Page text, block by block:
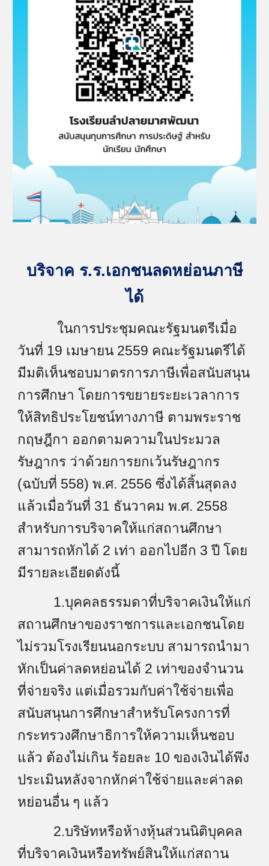
บริจาค ร.ร.เอกชนลดหย่อนภาษี
ได้
ในการประชุมคณะรัฐมนตรีเมื่อ
วันที่ 19 เมษายน 2559 คณะรัฐมนตรีได้
มีมติเห็นชอบมาตรการภาษีเพื่อสนับสนุน
การศึกษา โดยการขยายระยะเวลาการ
ให้สิทธิประโยชน์ทางภาษี ตามพระราช
กฤษฎีกา ออกตามความในประมวล
รัษฎากร ว่าด้วยการยกเว้นรัษฎากร
(ฉบับที่ 558) พ.ศ. 2556 ซึ่งได้สิ้นสุดลง
แล้วเมื่อวันที่ 31 ธันวาคม พ.ศ. 2558
สำหรับการบริจาคให้แก่สถานศึกษา
สามารถหักได้ 2 เท่า ออกไปอีก 3 ปี โดย
มีรายละเอียดดังนี้
1.บุคคลธรรมดาที่บริจาคเงินให้แก่
สถานศึกษาของราชการและเอกชนโดย
ไม่รวมโรงเรียนนอกระบบ สามารถนำมา
หักเป็นค่าลดหย่อนได้ 2 เท่าของจำนวน
ที่จ่ายจริง แต่เมื่อรวมกับค่าใช้จ่ายเพื่อ
สนับสนุนการศึกษาสำหรับโครงการที่
กระทรวงศึกษาธิการให้ความเห็นชอบ
แล้ว ต้องไม่เกิน ร้อยละ 10 ของเงินได้พึง
ประเมินหลังจากหักค่าใช้จ่ายและค่าลด
หย่อนอื่น ๆ แล้ว
2.บริษัทหรือห้างหุ้นส่วนนิติบุคคล
ที่บริจาคเงินหรือทรัพย์สินให้แก่สถาน